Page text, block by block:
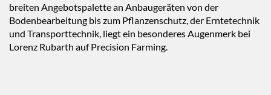
breiten Angebotspalette an Anbaugeräten von der
Bodenbearbeitung bis zum Pflanzenschutz, der Erntetechnik
und Transporttechnik, liegt ein besonderes Augenmerk bei
Lorenz Rubarth auf Precision Farming.